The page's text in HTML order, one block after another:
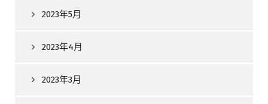
2023年5月
2023年4月
2023年3月